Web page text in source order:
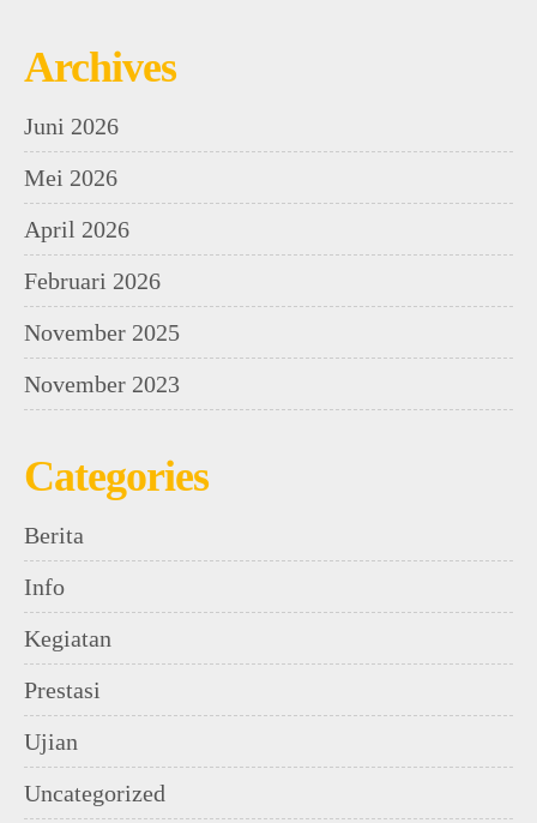
Archives
Juni 2026
Mei 2026
April 2026
Februari 2026
November 2025
November 2023
Categories
Berita
Info
Kegiatan
Prestasi
Ujian
Uncategorized